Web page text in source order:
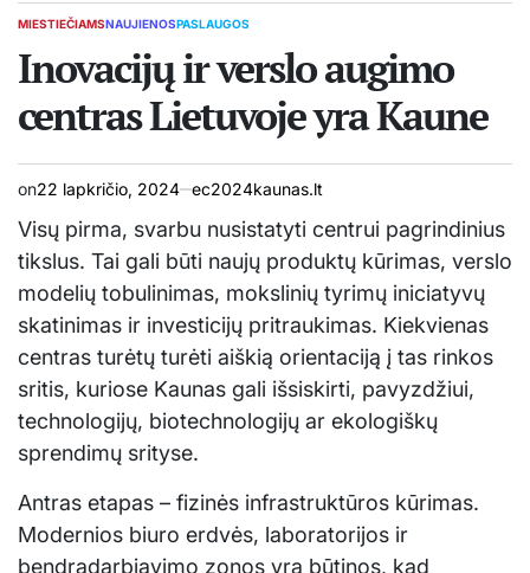
POSTED
MIESTIEČIAMSNAUJIENOSPASLAUGOS
Inovacijų ir verslo augimo
centras Lietuvoje yra Kaune
on22 lapkričio, 2024 ec2024kaunas.lt
Visų pirma, svarbu nusistatyti centrui pagrindinius
tikslus. Tai gali būti naujų produktų kūrimas, verslo
modelių tobulinimas, mokslinių tyrimų iniciatyvų
skatinimas ir investicijų pritraukimas. Kiekvienas
centras turėtų turėti aiškią orientaciją į tas rinkos
sritis, kuriose Kaunas gali išsiskirti, pavyzdžiui,
technologijų, biotechnologijų ar ekologiškų
sprendimų srityse.
Antras etapas – fizinės infrastruktūros kūrimas.
Modernios biuro erdvės, laboratorijos ir
bendradarbiavimo zonos yra būtinos, kad